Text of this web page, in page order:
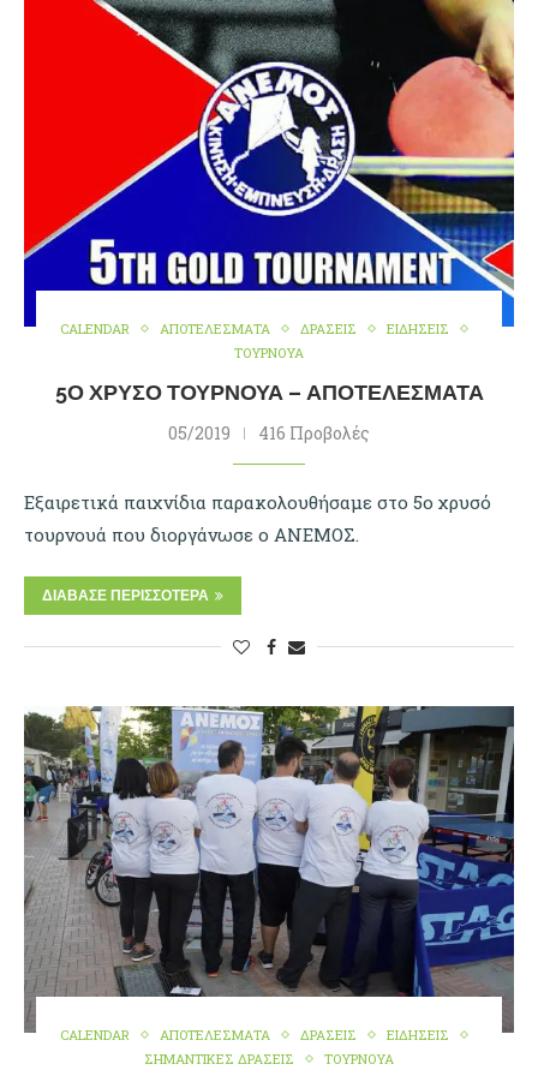
CALENDAR ΑΠΟΤΕΛΕΣΜΑΤΑ ΔΡΑΣΕΙΣ
ΕΙΔΗΣΕΙΣ
ΤΟΥΡΝΟΥΑ
5Ο ΧΡΥΣΌ ΤΟΥΡΝΟΥΆ – ΑΠΟΤΕΛΈΣΜΑΤΑ
05/2019 416 Προβολές
Εξαιρετικά παιχνίδια παρακολουθήσαμε στο 5ο χρυσό
τουρνουά που διοργάνωσε ο ΑΝΕΜΟΣ.
ΔΙΆΒΑΣΕ ΠΕΡΙΣΣΌΤΕΡΑ
CALENDAR ΑΠΟΤΕΛΕΣΜΑΤΑ ΔΡΑΣΕΙΣ
ΕΙΔΗΣΕΙΣ
ΣΗΜΑΝΤΙΚΕΣ ΔΡΑΣΕΙΣ
ΤΟΥΡΝΟΥΑ